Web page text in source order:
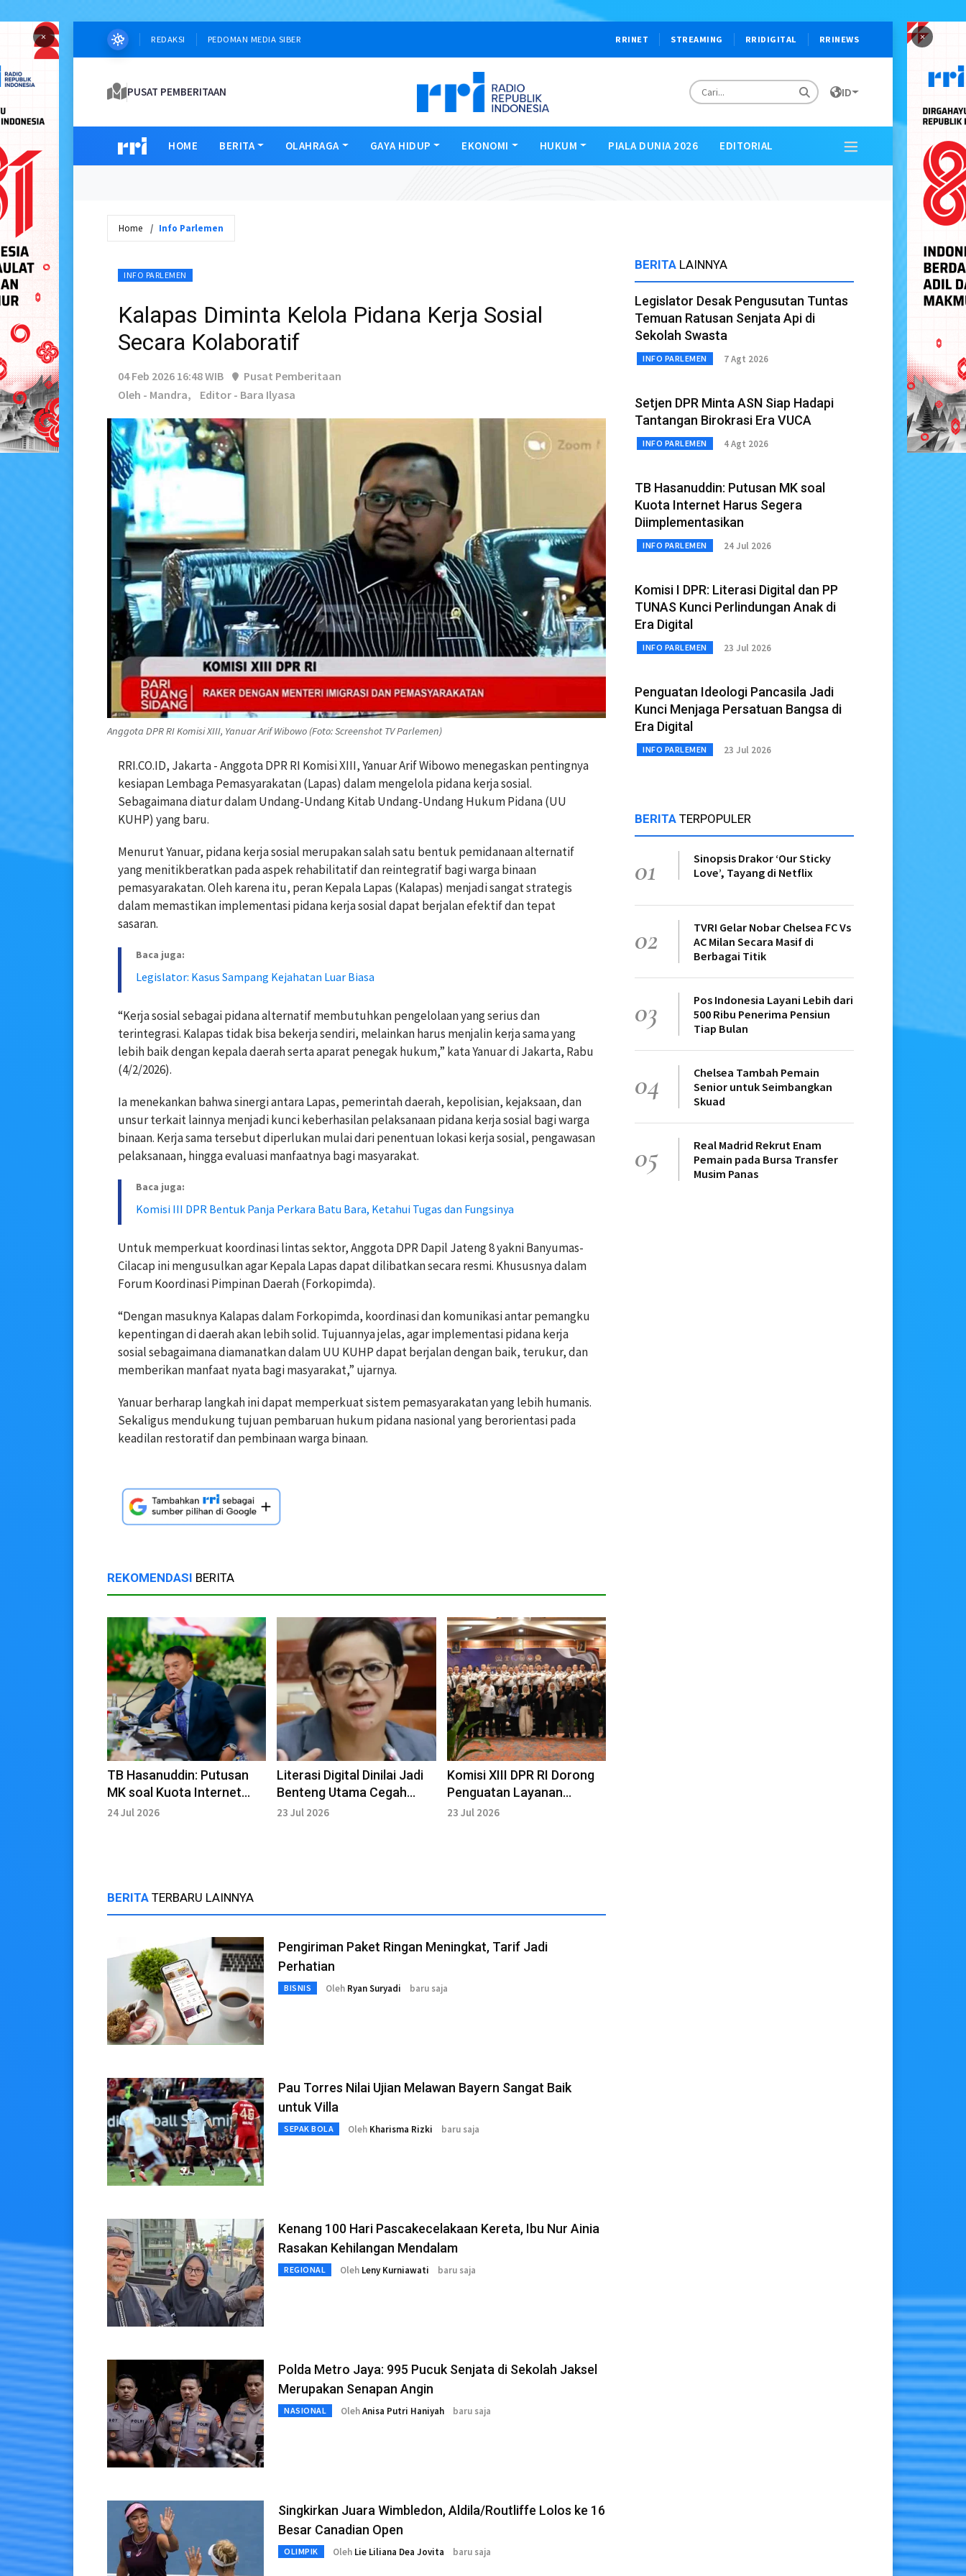
× ×
REDAKSI PEDOMAN MEDIA SIBER RRINET STREAMING RRIDIGITAL RRINEWS
PUSAT PEMBERITAAN ID
HOME BERITA OLAHRAGA GAYA HIDUP EKONOMI HUKUM PIALA DUNIA 2026 EDITORIAL
Home Info Parlemen
INFO PARLEMEN
Kalapas Diminta Kelola Pidana Kerja Sosial
Secara Kolaboratif
04 Feb 2026 16:48 WIB
Pusat Pemberitaan
Oleh - Mandra,
Editor - Bara Ilyasa
Anggota DPR RI Komisi XIII, Yanuar Arif Wibowo (Foto: Screenshot TV Parlemen)
RRI.CO.ID, Jakarta - Anggota DPR RI Komisi XIII, Yanuar Arif Wibowo menegaskan pentingnya
kesiapan Lembaga Pemasyarakatan (Lapas) dalam mengelola pidana kerja sosial.
Sebagaimana diatur dalam Undang-Undang Kitab Undang-Undang Hukum Pidana (UU
KUHP) yang baru.
Menurut Yanuar, pidana kerja sosial merupakan salah satu bentuk pemidanaan alternatif
yang menitikberatkan pada aspek rehabilitatif dan reintegratif bagi warga binaan
pemasyarakatan. Oleh karena itu, peran Kepala Lapas (Kalapas) menjadi sangat strategis
dalam memastikan implementasi pidana kerja sosial dapat berjalan efektif dan tepat
sasaran.
Baca juga:
Legislator: Kasus Sampang Kejahatan Luar Biasa
“Kerja sosial sebagai pidana alternatif membutuhkan pengelolaan yang serius dan
terintegrasi. Kalapas tidak bisa bekerja sendiri, melainkan harus menjalin kerja sama yang
lebih baik dengan kepala daerah serta aparat penegak hukum,” kata Yanuar di Jakarta, Rabu
(4/2/2026).
Ia menekankan bahwa sinergi antara Lapas, pemerintah daerah, kepolisian, kejaksaan, dan
unsur terkait lainnya menjadi kunci keberhasilan pelaksanaan pidana kerja sosial bagi warga
binaan. Kerja sama tersebut diperlukan mulai dari penentuan lokasi kerja sosial, pengawasan
pelaksanaan, hingga evaluasi manfaatnya bagi masyarakat.
Baca juga:
Komisi III DPR Bentuk Panja Perkara Batu Bara, Ketahui Tugas dan Fungsinya
Untuk memperkuat koordinasi lintas sektor, Anggota DPR Dapil Jateng 8 yakni Banyumas-
Cilacap ini mengusulkan agar Kepala Lapas dapat dilibatkan secara resmi. Khususnya dalam
Forum Koordinasi Pimpinan Daerah (Forkopimda).
“Dengan masuknya Kalapas dalam Forkopimda, koordinasi dan komunikasi antar pemangku
kepentingan di daerah akan lebih solid. Tujuannya jelas, agar implementasi pidana kerja
sosial sebagaimana diamanatkan dalam UU KUHP dapat berjalan dengan baik, terukur, dan
memberikan manfaat nyata bagi masyarakat,” ujarnya.
Yanuar berharap langkah ini dapat memperkuat sistem pemasyarakatan yang lebih humanis.
Sekaligus mendukung tujuan pembaruan hukum pidana nasional yang berorientasi pada
keadilan restoratif dan pembinaan warga binaan.
REKOMENDASI BERITA
TB Hasanuddin: Putusan
MK soal Kuota Internet
Harus Segera
24 Jul 2026
Literasi Digital Dinilai Jadi
Benteng Utama Cegah
TPPO di Ruang Digital
23 Jul 2026
Komisi XIII DPR RI Dorong
Penguatan Layanan
Hukum, HAM, Imigrasi, dan
23 Jul 2026
BERITA TERBARU LAINNYA
Pengiriman Paket Ringan Meningkat, Tarif Jadi
Perhatian
BISNIS Oleh Ryan Suryadi baru saja
Pau Torres Nilai Ujian Melawan Bayern Sangat Baik
untuk Villa
SEPAK BOLA Oleh Kharisma Rizki baru saja
Kenang 100 Hari Pascakecelakaan Kereta, Ibu Nur Ainia
Rasakan Kehilangan Mendalam
REGIONAL Oleh Leny Kurniawati baru saja
Polda Metro Jaya: 995 Pucuk Senjata di Sekolah Jaksel
Merupakan Senapan Angin
NASIONAL OlehAnisa Putri Haniyah baru saja
Singkirkan Juara Wimbledon, Aldila/Routliffe Lolos ke 16
Besar Canadian Open
OLIMPIK Oleh Lie Liliana Dea Jovita baru saja
BERITA LAINNYA
Legislator Desak Pengusutan Tuntas
Temuan Ratusan Senjata Api di
Sekolah Swasta
INFO PARLEMEN 7 Agt 2026
Setjen DPR Minta ASN Siap Hadapi
Tantangan Birokrasi Era VUCA
INFO PARLEMEN 4 Agt 2026
TB Hasanuddin: Putusan MK soal
Kuota Internet Harus Segera
Diimplementasikan
INFO PARLEMEN 24 Jul 2026
Komisi I DPR: Literasi Digital dan PP
TUNAS Kunci Perlindungan Anak di
Era Digital
INFO PARLEMEN 23 Jul 2026
Penguatan Ideologi Pancasila Jadi
Kunci Menjaga Persatuan Bangsa di
Era Digital
INFO PARLEMEN 23 Jul 2026
BERITA TERPOPULER
01
Sinopsis Drakor ‘Our Sticky
Love’, Tayang di Netflix
02
TVRI Gelar Nobar Chelsea FC Vs
AC Milan Secara Masif di
Berbagai Titik
03
Pos Indonesia Layani Lebih dari
500 Ribu Penerima Pensiun
Tiap Bulan
04
Chelsea Tambah Pemain
Senior untuk Seimbangkan
Skuad
05
Real Madrid Rekrut Enam
Pemain pada Bursa Transfer
Musim Panas